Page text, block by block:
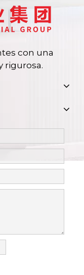
con una
rigurosa.